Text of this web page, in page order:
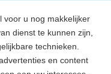
voor u nog makkelijker
dienst te kunnen zijn,
technieken.
en content